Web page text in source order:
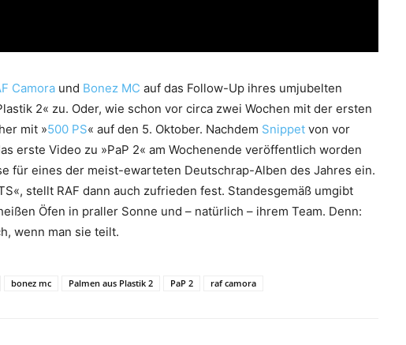
Camora und Bonez MC auf das Follow-Up ihres umjubelten
2« zu. Oder, wie schon vor circa zwei Wochen mit der ersten
mit »500 PS« auf den 5. Oktober. Nachdem Snippet von vor
erste Video zu »PaP 2« am Wochenende veröffentlich worden
für eines der meist-ewarteten Deutschrap-Alben des Jahres ein.
stellt RAF dann auch zufrieden fest. Standesgemäß umgibt
Öfen in praller Sonne und – natürlich – ihrem Team. Denn:
wenn man sie teilt.
bonez mc Palmen aus Plastik 2 PaP 2 raf camora